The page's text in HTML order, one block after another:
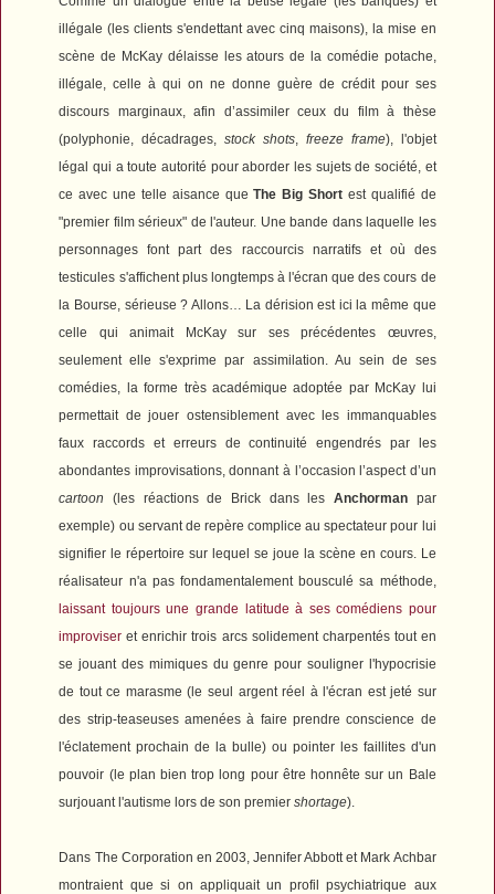
illégale (les clients s'endettant avec cinq maisons), la mise en
scène de McKay délaisse les atours de la comédie potache,
illégale, celle à qui on ne donne guère de crédit pour ses
discours marginaux, afin d’assimiler ceux du film à thèse
(polyphonie, décadrages,stock shots freeze frame), l'objet
légal qui a toute autorité pour aborder les sujets de société, et
ce avec une telle aisance queThe Big Short est qualifié de
"premier film sérieux" de l'auteur. Une bande dans laquelle les
personnages font part des raccourcis narratifs et où des
testicules s'affichent plus longtemps à l'écran que des cours de
la Bourse, sérieuse ? Allons… La dérision est ici la même que
celle qui animait McKay sur ses précédentes œuvres,
seulement elle s'exprime par assimilation. Au sein de ses
comédies, la forme très académique adoptée par McKay lui
permettait de jouer ostensiblement avec les immanquables
faux raccords et erreurs de continuité engendrés par les
abondantes improvisations, donnant à l’occasion l’aspect d’un
cartoon (les réactions de Brick dans les Anchormanpar
exemple) ou servant de repère complice au spectateur pour lui
signifier le répertoire sur lequel se joue la scène en cours. Le
réalisateur n'a pas fondamentalement bousculé sa méthode,
laissant toujours une grande latitude à ses comédiens pour
improviser et enrichir trois arcs solidement charpentés tout en
se jouant des mimiques du genre pour souligner l'hypocrisie
de tout ce marasme (le seul argent réel à l'écran est jeté sur
des strip-teaseuses amenées à faire prendre conscience de
l'éclatement prochain de la bulle) ou pointer les faillites d'un
pouvoir (le plan bien trop long pour être honnête sur un Bale
surjouant l'autisme lors de son premiershortage).
Dans The Corporation en 2003, Jennifer Abbott et Mark Achbar
montraient que si on appliquait un profil psychiatrique aux